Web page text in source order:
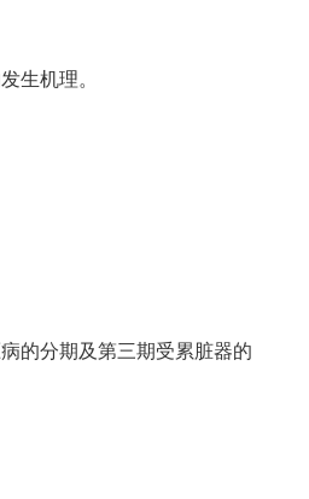
生机理。
的分期及第三期受累脏器的